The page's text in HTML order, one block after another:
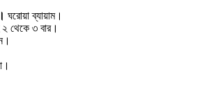
ঘরোয়া ব্যায়াম।
থেকে ৩ বার।